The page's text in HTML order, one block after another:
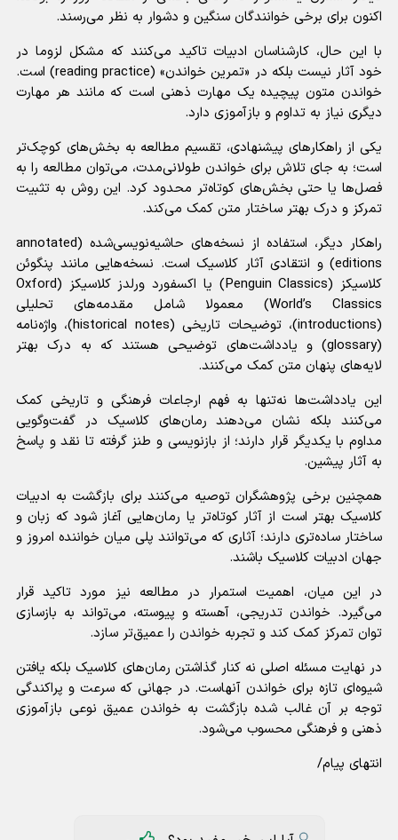
اکنون برای برخی خوانندگان سنگین و دشوار به نظر می‌رسند.
با این حال، کارشناسان ادبیات تاکید می‌کنند که مشکل لزوما در
خود آثار نیست بلکه در «تمرین خواندن» (reading practice) است.
خواندن متون پیچیده یک مهارت ذهنی است که مانند هر مهارت
دیگری نیاز به تداوم و بازآموزی دارد.
یکی از راهکار‌های پیشنهادی، تقسیم مطالعه به بخش‌های کوچک‌تر
است؛ به جای تلاش برای خواندن طولانی‌مدت، می‌توان مطالعه را به
فصل‌ها یا حتی بخش‌های کوتاه‌تر محدود کرد. این روش به تثبیت
تمرکز و درک بهتر ساختار متن کمک می‌کند.
راهکار دیگر، استفاده از نسخه‌های حاشیه‌نویسی‌شده (annotated
editions) و انتقادی آثار کلاسیک است. نسخه‌هایی مانند پنگوئن
کلاسیکز (Penguin Classics) یا اکسفورد ورلدز کلاسیکز (Oxford
World’s Classics) معمولا شامل مقدمه‌های تحلیلی
(introductions)، توضیحات تاریخی (historical notes)، واژه‌نامه
(glossary) و یادداشت‌های توضیحی هستند که به درک بهتر
لایه‌های پنهان متن کمک می‌کنند.
این یادداشت‌ها نه‌تنها به فهم ارجاعات فرهنگی و تاریخی کمک
می‌کنند بلکه نشان می‌دهند رمان‌های کلاسیک در گفت‌وگویی
مداوم با یکدیگر قرار دارند؛ از بازنویسی و طنز گرفته تا نقد و پاسخ
به آثار پیشین.
همچنین برخی پژوهشگران توصیه می‌کنند برای بازگشت به ادبیات
کلاسیک بهتر است از آثار کوتاه‌تر یا رمان‌هایی آغاز شود که زبان و
ساختار ساده‌تری دارند؛ آثاری که می‌توانند پلی میان خواننده امروز و
جهان ادبیات کلاسیک باشند.
در این میان، اهمیت استمرار در مطالعه نیز مورد تاکید قرار
می‌گیرد. خواندن تدریجی، آهسته و پیوسته، می‌تواند به بازسازی
توان تمرکز کمک کند و تجربه خواندن را عمیق‌تر سازد.
در نهایت مسئله اصلی نه کنار گذاشتن رمان‌های کلاسیک بلکه یافتن
شیوه‌ای تازه برای خواندن آنهاست. در جهانی که سرعت و پراکندگی
توجه بر آن غالب شده بازگشت به خواندن عمیق نوعی بازآموزی
ذهنی و فرهنگی محسوب می‌شود.
انتهای پیام/